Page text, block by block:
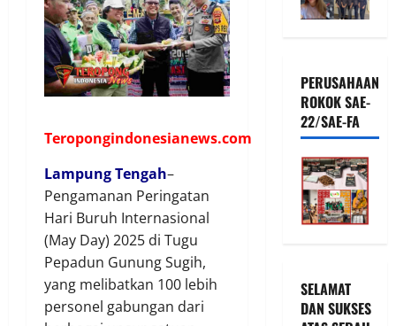
Teropongindonesianews.com
Lampung Tengah–
Pengamanan Peringatan
Hari Buruh Internasional
(May Day) 2025 di Tugu
Pepadun Gunung Sugih,
yang melibatkan 100 lebih
personel gabungan dari
PERUSAHAAN
ROKOK SAE-
22/SAE-FA
SELAMAT
DAN SUKSES